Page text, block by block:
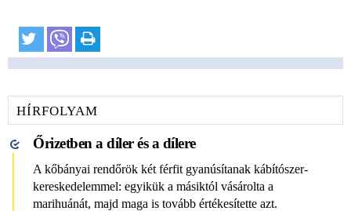
HÍRFOLYAM
Őrizetben a díler és a dílere
A kőbányai rendőrök két férfit gyanúsítanak kábítószer-
kereskedelemmel: egyikük a másiktól vásárolta a
marihuánát, majd maga is tovább értékesítette azt.